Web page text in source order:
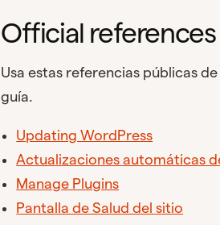
Official references
Usa estas referencias públicas
guía.
Updating WordPress
Actualizaciones automáticas
Manage Plugins
Pantalla de Salud del sitio